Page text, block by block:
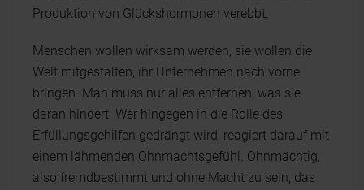
Produktion von Glückshormonen verebbt.
Menschen wollen wirksam werden, sie wollen die
Welt mitgestalten, ihr Unternehmen nach vorne
bringen. Man muss nur alles entfernen, was sie
daran hindert. Wer hingegen in die Rolle des
Erfüllungsgehilfen gedrängt wird, reagiert darauf mit
einem lähmenden Ohnmachtsgefühl. Ohnmächtig,
also fremdbestimmt und ohne Macht zu sein, das